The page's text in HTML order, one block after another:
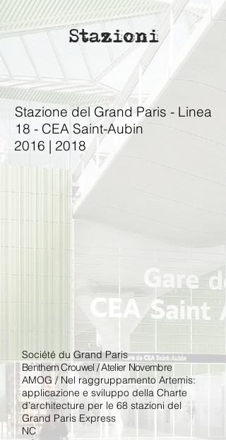
Stazioni
Stazione del Grand Paris - Linea
18 - CEA Saint-Aubin
2016 | 2018
Société du Grand Paris
​Benthem Crouwel / Atelier Novembre
AMOG / Nel raggruppamento Artemis:
applicazione e sviluppo della Charte
d’architecture per le 68 stazioni del
Grand Paris Express
NC